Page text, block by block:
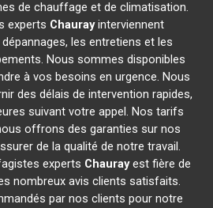
de chauffage et de climatisation.
experts Chaurayinterviennent
les entretiens et les
Nous sommes disponibles
à vos besoins en urgence. Nous
des délais de intervention rapides,
suivant votre appel. Nos tarifs
offrons des garanties sur nos
de la qualité de notre travail.
experts Chaurayest fière de
nombreux avis clients satisfaits.
par nos clients pour notre